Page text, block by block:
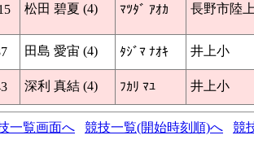
松田 碧夏 (4) ﾏﾂﾀﾞ ｱｵｶ 長野市陸
田島 愛宙 (4) ﾀｼﾞﾏ ﾅｵｷ 井上小
深利 真結 (4) ﾌｶﾘ ﾏﾕ 井上小
一覧画面へ 競技一覧(開始時刻順)へ
競